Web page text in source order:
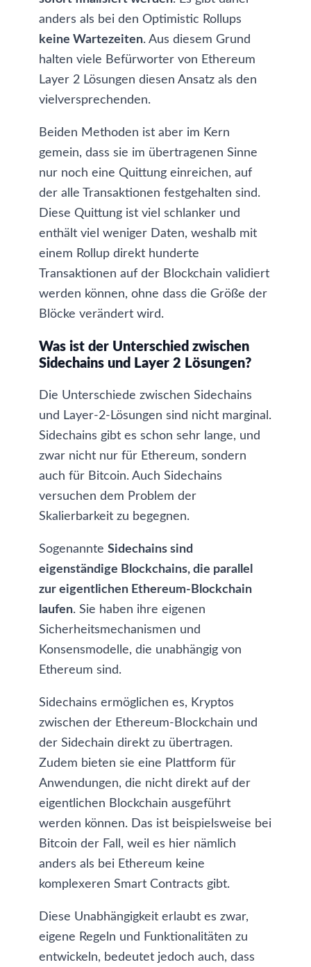
anders als bei den Optimistic Rollups
keine Wartezeiten. Aus diesem Grund
halten viele Befürworter von Ethereum
Layer 2 Lösungen diesen Ansatz als den
vielversprechenden.
Beiden Methoden ist aber im Kern
gemein, dass sie im übertragenen Sinne
nur noch eine Quittung einreichen, auf
der alle Transaktionen festgehalten sind.
Diese Quittung ist viel schlanker und
enthält viel weniger Daten, weshalb mit
einem Rollup direkt hunderte
Transaktionen auf der Blockchain validiert
werden können, ohne dass die Größe der
Blöcke verändert wird.
Was ist der Unterschied zwischen
Sidechains und Layer 2 Lösungen?
Die Unterschiede zwischen Sidechains
und Layer-2-Lösungen sind nicht marginal.
Sidechains gibt es schon sehr lange, und
zwar nicht nur für Ethereum, sondern
auch für Bitcoin. Auch Sidechains
versuchen dem Problem der
Skalierbarkeit zu begegnen.
Sogenannte Sidechains sind
eigenständige Blockchains, die parallel
zur eigentlichen Ethereum-Blockchain
laufen. Sie haben ihre eigenen
Sicherheitsmechanismen und
Konsensmodelle, die unabhängig von
Ethereum sind.
Sidechains ermöglichen es, Kryptos
zwischen der Ethereum-Blockchain und
der Sidechain direkt zu übertragen.
Zudem bieten sie eine Plattform für
Anwendungen, die nicht direkt auf der
eigentlichen Blockchain ausgeführt
werden können. Das ist beispielsweise bei
Bitcoin der Fall, weil es hier nämlich
anders als bei Ethereum keine
komplexeren Smart Contracts gibt.
Diese Unabhängigkeit erlaubt es zwar,
eigene Regeln und Funktionalitäten zu
entwickeln, bedeutet jedoch auch, dass